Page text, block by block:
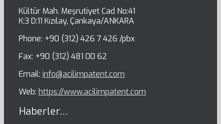
Kültür Mah. Meşrutiyet Cad No:41
K:3 D:11 Kızılay, Çankaya/ANKARA
Phone: +90 (312) 426 7 426 /pbx
Fax: +90 (312) 481 00 62
Email: info@acilimpatent.com
Web: https://www.acilimpatent.com
Haberler…